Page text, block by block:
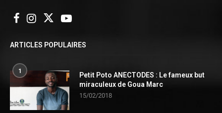
ARTICLES POPULAIRES
1
Petit Poto ANECTODES : Le fameux but
miraculeux de Goua Marc
15/02/2018